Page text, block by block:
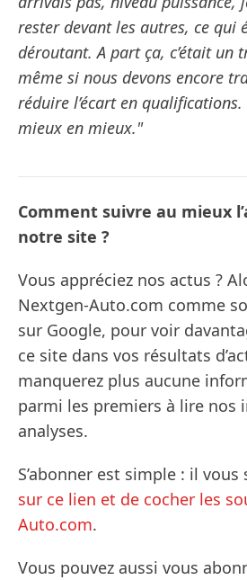
rester devant les autres, ce qui
déroutant. A part ça, c’était un
même si nous devons encore
réduire l’écart en qualifications.
mieux en mieux."
Comment suivre au mieux
notre site ?
Vous appréciez nos actus ?
Nextgen-Auto.com comme
sur Google, pour voir
ce site dans vos résultats
manquerez plus aucune
parmi les premiers à lire nos
analyses.
S’abonner est simple : il
sur ce lien et de cocher les
Auto.com.
Vous pouvez aussi vous